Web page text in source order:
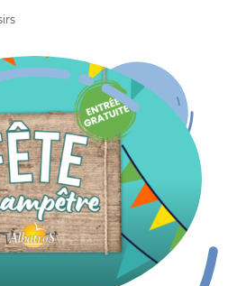
aux Special Olympics Belgium